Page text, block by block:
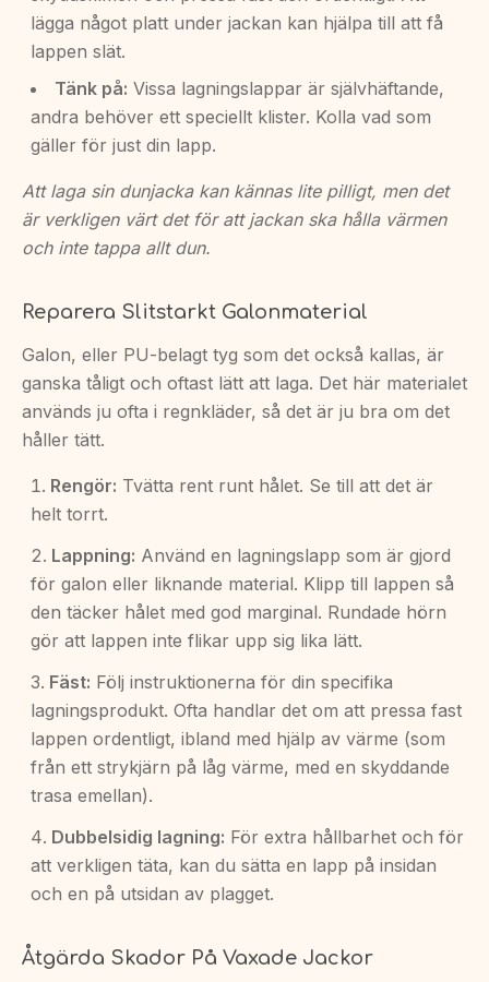
lägga något platt under jackan kan hjälpa till att få
lappen slät.
Tänk på: Vissa lagningslappar är självhäftande,
andra behöver ett speciellt klister. Kolla vad som
gäller för just din lapp.
Att laga sin dunjacka kan kännas lite pilligt, men det
är verkligen värt det för att jackan ska hålla värmen
och inte tappa allt dun.
Reparera Slitstarkt Galonmaterial
Galon, eller PU-belagt tyg som det också kallas, är
ganska tåligt och oftast lätt att laga. Det här materialet
används ju ofta i regnkläder, så det är ju bra om det
håller tätt.
Rengör: Tvätta rent runt hålet. Se till att det är
helt torrt.
Lappning: Använd en lagningslapp som är gjord
för galon eller liknande material. Klipp till lappen så
den täcker hålet med god marginal. Rundade hörn
gör att lappen inte flikar upp sig lika lätt.
Fäst: Följ instruktionerna för din specifika
lagningsprodukt. Ofta handlar det om att pressa fast
lappen ordentligt, ibland med hjälp av värme (som
från ett strykjärn på låg värme, med en skyddande
trasa emellan).
Dubbelsidig lagning: För extra hållbarhet och för
att verkligen täta, kan du sätta en lapp på insidan
och en på utsidan av plagget.
Åtgärda Skador På Vaxade Jackor